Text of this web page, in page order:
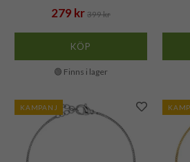
279 kr 399 kr
KÖP
🟢 Finns i lager
KAMPANJ